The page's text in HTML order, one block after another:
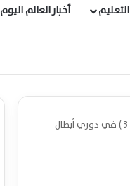
التعليم أخبار العالم اليوم
اخبار الرياضة العالمية | ريال مدريد يسقط أمام مضيفه لايبزيج الألماني بنتيجة( 2 – 3 ) في دوري أبطال